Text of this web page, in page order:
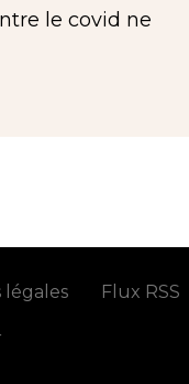
le covid ne
légales Flux RSS